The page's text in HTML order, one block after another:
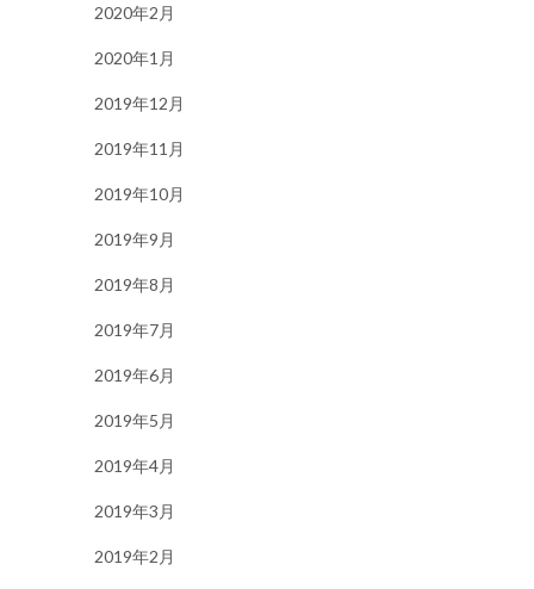
2020年2月
2020年1月
2019年12月
2019年11月
2019年10月
2019年9月
2019年8月
2019年7月
2019年6月
2019年5月
2019年4月
2019年3月
2019年2月